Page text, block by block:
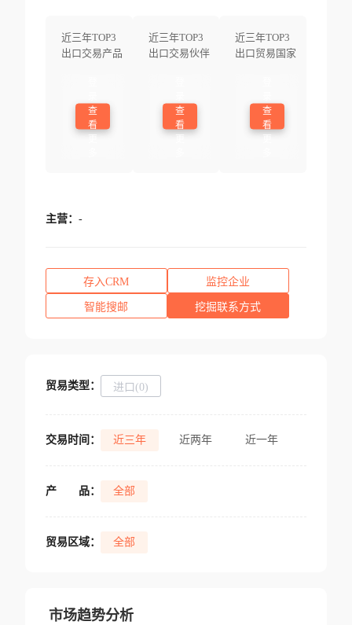
近三年TOP3
出口交易产品
查
看
近三年TOP3
出口交易伙伴
查
看
近三年TOP3
出口贸易国家
查
看
主营： -
存入CRM 监控企业
智能搜邮 挖掘联系方式
贸易类型： 进口(0)
交易时间： 近三年 近两年 近一年
产 品： 全部
贸易区域： 全部
市场趋势分析